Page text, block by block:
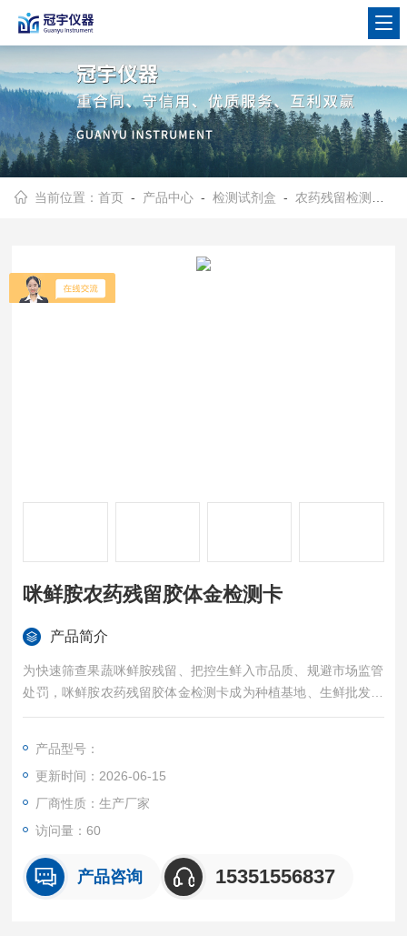
当前位置：首页 - 产品中心 -检测试剂盒 - 农药残留检测试剂
咪鲜胺农药残留胶体金检测卡
产品简介
为快速筛查果蔬咪鲜胺残留、把控生鲜入市品质、规避市场监管
处罚，咪鲜胺农药残留胶体金检测卡成为种植基地、生鲜批发市
场、冷链仓储企业、基层监管部门刚需快速筛查工具。冠宇仪器
检测短板，提供专业合规的快速检测解决方案。
产品型号：
更新时间：2026-06-15
厂商性质：生产厂家
访问量：60
产品咨询 15351556837